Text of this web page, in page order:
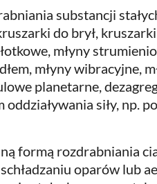
substancji
do brył,
młyny
młyny wibracyjne,
planetarne,
oddziaływania siły, np.
formą rozdrabniania
oparów lub